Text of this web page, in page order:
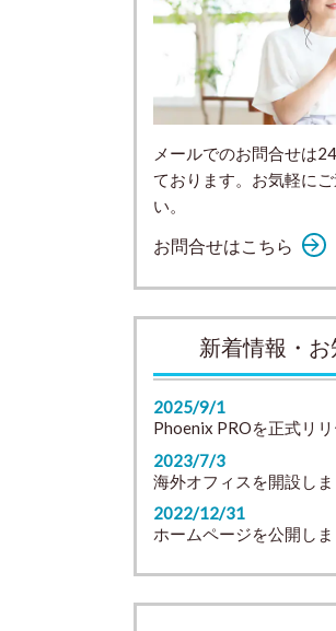
メールでのお問合せは
ております。お気軽に
い。
お問合せはこちら
新着情報・お
2025/9/1
Phoenix PROを正式リリ
2023/7/3
海外オフィスを開設しま
2022/12/31
ホームページを公開しま